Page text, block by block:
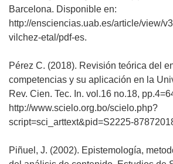
Barcelona. Disponible en:
http://ensciencias.uab.es/article/view/
vilchez-etal/pdf-es.
Pérez C. (2018). Revisión teórica del
competencias y su aplicación en la
Rev. Cien. Tec. In. vol.16 no.18,
http://www.scielo.org.bo/scielo.php?
script=sci_arttext&pid=S2225-
Piñuel, J. (2002). Epistemología,